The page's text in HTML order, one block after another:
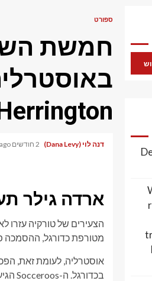
ספורט
חמשת
דנה לוי (Dana Levy) 2 חודשים ago
ארדה גילר
מטורפת כדורגל, ההסמכה
בכדורגל. ה-Socceroos הגיעו לשמינית הגמר ב-2022 והם יחפשו להצליח הרבה יותר הפעם.